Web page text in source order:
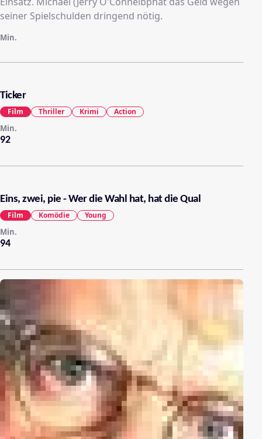
seiner Spielschulden dringend nötig.
Min.
Ticker
92
Min.
Film Thriller Krimi Action
Eins, zwei, pie - Wer die Wahl hat, hat die Qual
94
Min.
Film Komödie Young